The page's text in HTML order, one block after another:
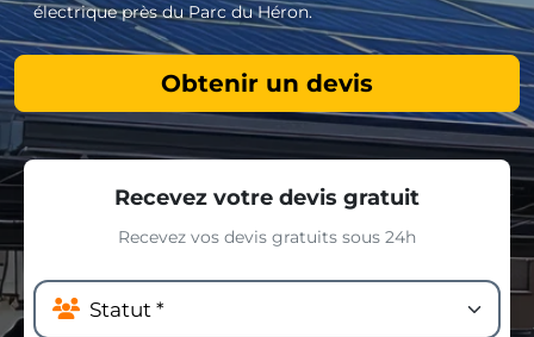
électrique près du Parc du Héron.
Obtenir un devis
Recevez votre devis gratuit
Recevez vos devis gratuits sous 24h